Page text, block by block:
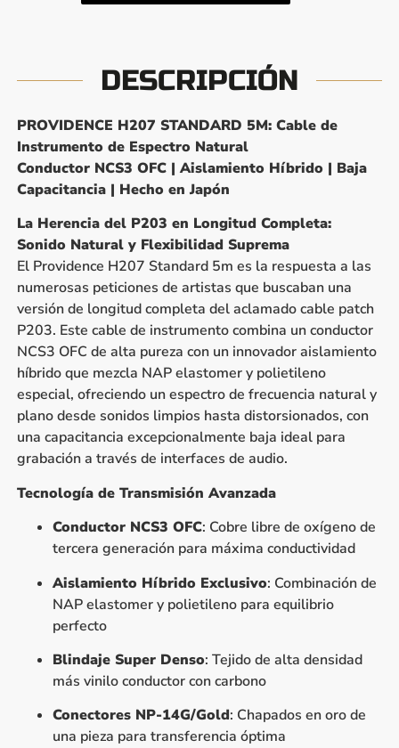
DESCRIPCIÓN
PROVIDENCE H207 STANDARD 5M: Cable de
Instrumento de Espectro Natural
Conductor NCS3 OFC | Aislamiento Híbrido | Baja
Capacitancia | Hecho en Japón
La Herencia del P203 en Longitud Completa:
Sonido Natural y Flexibilidad Suprema
El Providence H207 Standard 5m es la respuesta a las
numerosas peticiones de artistas que buscaban una
versión de longitud completa del aclamado cable patch
P203. Este cable de instrumento combina un conductor
NCS3 OFC de alta pureza con un innovador aislamiento
híbrido que mezcla NAP elastomer y polietileno
especial, ofreciendo un espectro de frecuencia natural y
plano desde sonidos limpios hasta distorsionados, con
una capacitancia excepcionalmente baja ideal para
grabación a través de interfaces de audio.
Tecnología de Transmisión Avanzada
Conductor NCS3 OFC: Cobre libre de oxígeno de
tercera generación para máxima conductividad
Aislamiento Híbrido Exclusivo: Combinación de
NAP elastomer y polietileno para equilibrio
perfecto
Blindaje Super Denso: Tejido de alta densidad
más vinilo conductor con carbono
Conectores NP-14G/Gold: Chapados en oro de
una pieza para transferencia óptima